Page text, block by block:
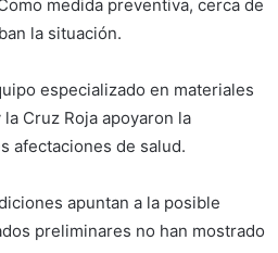
medida preventiva, cerca de
la situación.
especializado en materiales
Cruz Roja apoyaron la
afectaciones de salud.
apuntan a la posible
preliminares no han mostrado